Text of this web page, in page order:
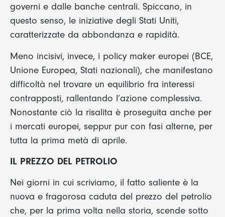
governi e dalle banche centrali. Spiccano, in
questo senso, le iniziative degli Stati Uniti,
caratterizzate da abbondanza e rapidità.
Meno incisivi, invece, i policy maker europei (BCE,
Unione Europea, Stati nazionali), che manifestano
difficoltà nel trovare un equilibrio fra interessi
contrapposti, rallentando l’azione complessiva.
Nonostante ciò la risalita è proseguita anche per
i mercati europei, seppur pur con fasi alterne, per
tutta la prima metà di aprile.
IL PREZZO DEL PETROLIO
Nei giorni in cui scriviamo, il fatto saliente è la
nuova e fragorosa caduta del prezzo del petrolio
che, per la prima volta nella storia, scende sotto